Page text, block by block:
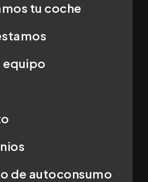
tu coche
equipo
de autoconsumo